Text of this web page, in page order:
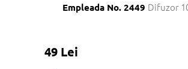
Empleada No. 2449 Difuzor
49 Lei